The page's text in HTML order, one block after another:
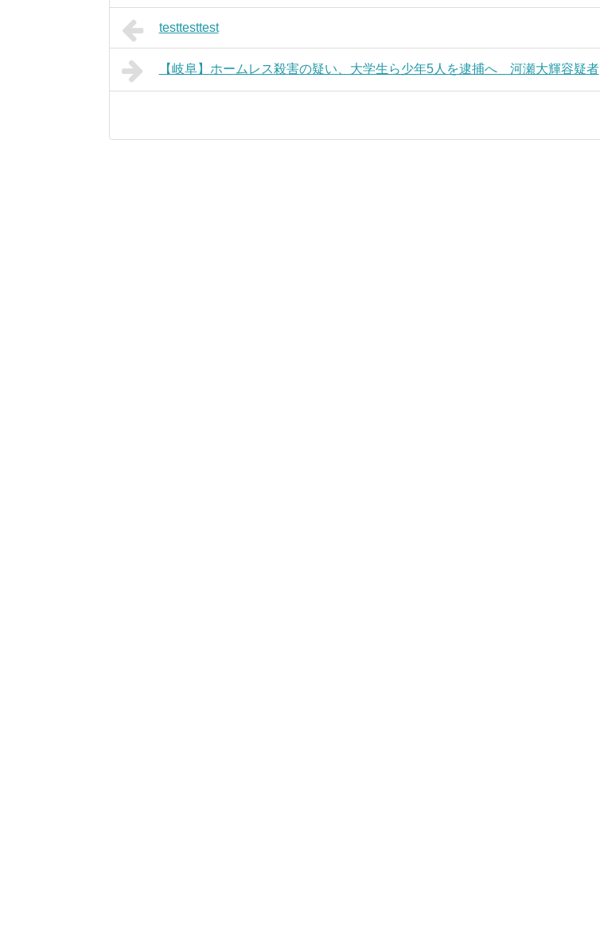
testtesttest
【岐阜】ホームレス殺害の疑い、大学生ら少年5人を逮捕へ 河瀬大輝容疑者